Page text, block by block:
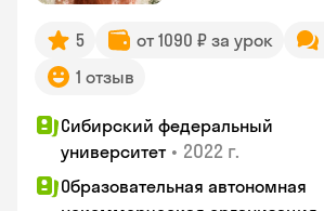
5 от 1090 ₽ за урок
1 отзыв
Сибирский федеральный
университет • 2022 г.
Образовательная автономная